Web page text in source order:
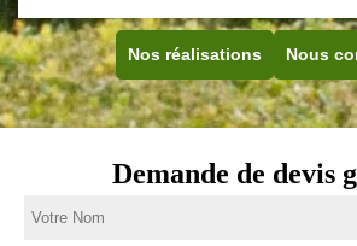
Nos réalisations Nous
Demande de devis